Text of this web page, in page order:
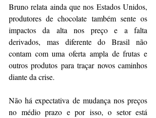
Bruno relata ainda que nos Estados Unidos,
produtores de chocolate também sente os
impactos da alta nos preço e a falta
derivados, mas diferente do Brasil não
contam com uma oferta ampla de frutas e
outros produtos para traçar novos caminhos
diante da crise.
Não há expectativa de mudança nos preços
no médio prazo e por isso, o setor está